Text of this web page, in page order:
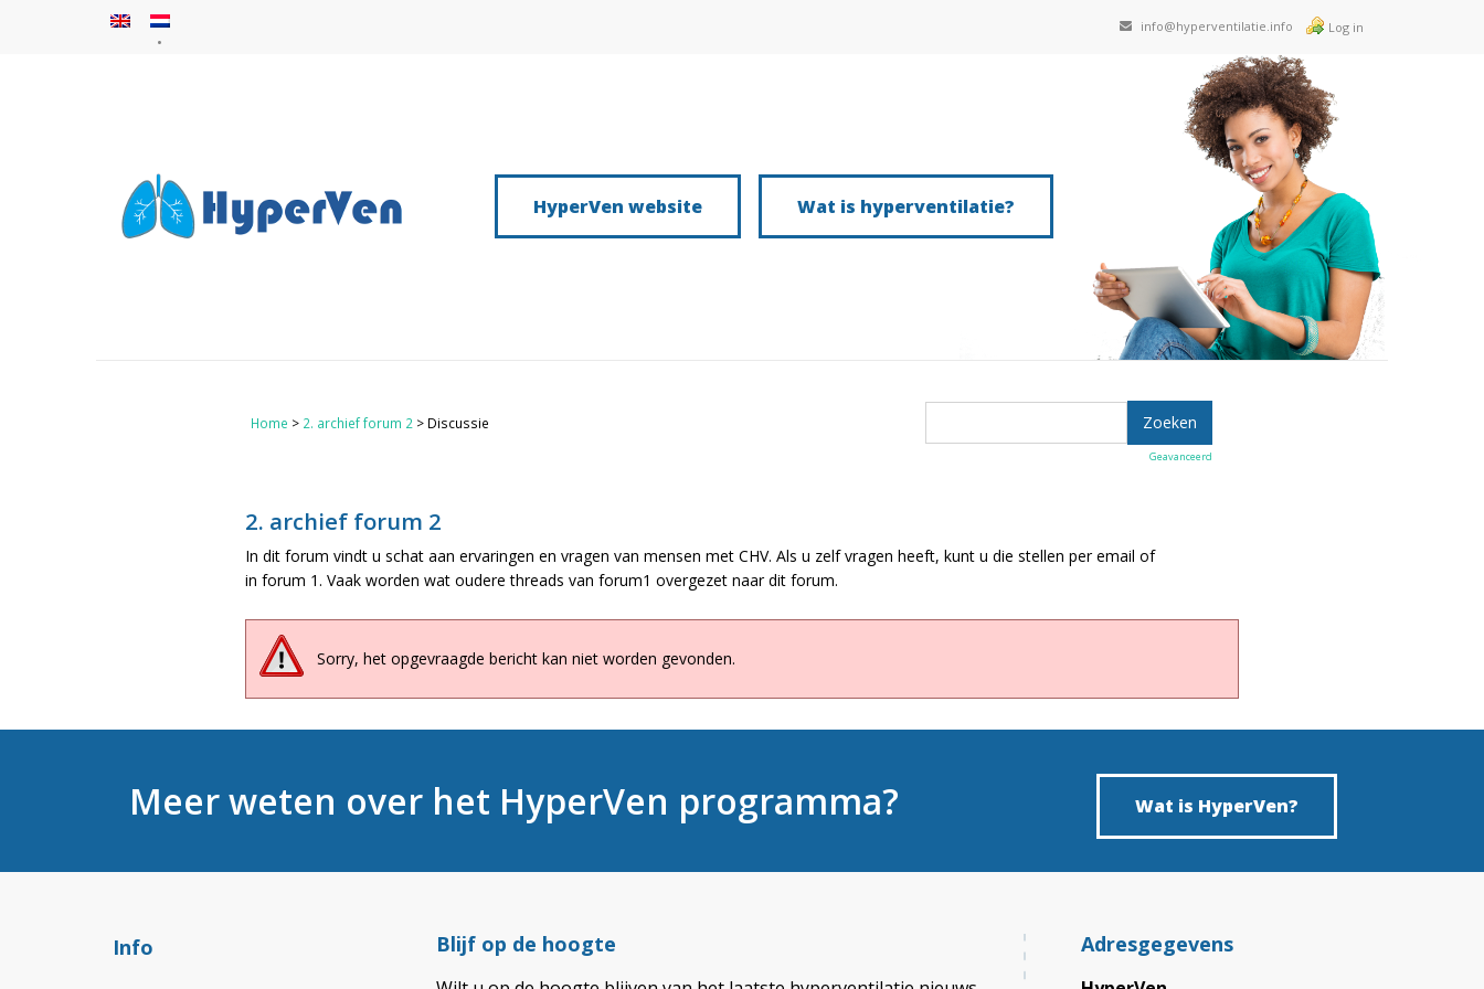
info@hyperventilatie.info Log in
HyperVen website Wat is hyperventilatie?
Home > 2. archief forum 2 > Discussie
Geavanceerd
2. archief forum 2
In dit forum vindt u schat aan ervaringen en vragen van mensen met CHV. Als u zelf vragen heeft, kunt u die stellen per email of
in forum 1. Vaak worden wat oudere threads van forum1 overgezet naar dit forum.
Sorry, het opgevraagde bericht kan niet worden gevonden.
Meer weten over het HyperVen programma? Wat is HyperVen?
Info Blijf op de hoogte Adresgegevens